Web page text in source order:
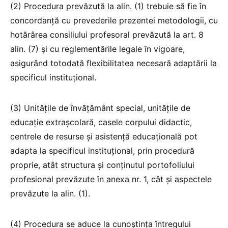
(2) Procedura prevăzută la alin. (1) trebuie să fie în
concordanță cu prevederile prezentei metodologii, cu
hotărârea consiliului profesoral prevăzută la art. 8
alin. (7) și cu reglementările legale în vigoare,
asigurând totodată flexibilitatea necesară adaptării la
specificul instituțional.
(3) Unitățile de învățământ special, unitățile de
educație extrașcolară, casele corpului didactic,
centrele de resurse și asistență educațională pot
adapta la specificul instituțional, prin procedură
proprie, atât structura și conținutul portofoliului
profesional prevăzute în anexa nr. 1, cât și aspectele
prevăzute la alin. (1).
(4) Procedura se aduce la cunoștința întregului